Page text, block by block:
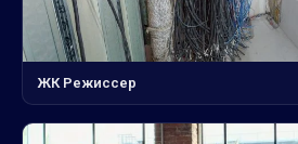
ЖК Режиссер